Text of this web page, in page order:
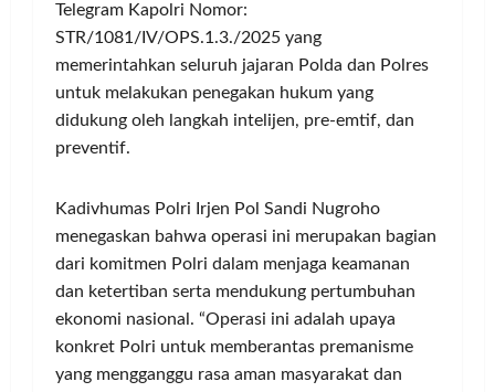
Telegram Kapolri Nomor:
STR/1081/IV/OPS.1.3./2025 yang
memerintahkan seluruh jajaran Polda dan Polres
untuk melakukan penegakan hukum yang
didukung oleh langkah intelijen, pre-emtif, dan
preventif.
Kadivhumas Polri Irjen Pol Sandi Nugroho
menegaskan bahwa operasi ini merupakan bagian
dari komitmen Polri dalam menjaga keamanan
dan ketertiban serta mendukung pertumbuhan
ekonomi nasional. “Operasi ini adalah upaya
konkret Polri untuk memberantas premanisme
yang mengganggu rasa aman masyarakat dan